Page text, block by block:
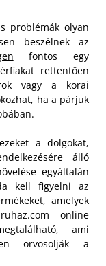
problémák olyan
beszélnek az
fontos egy
rettentően
vagy a korai
ha a párjuk
a dolgokat,
álló
egyáltalán
kell figyelni az
amelyek
online
ami
orvosolják a